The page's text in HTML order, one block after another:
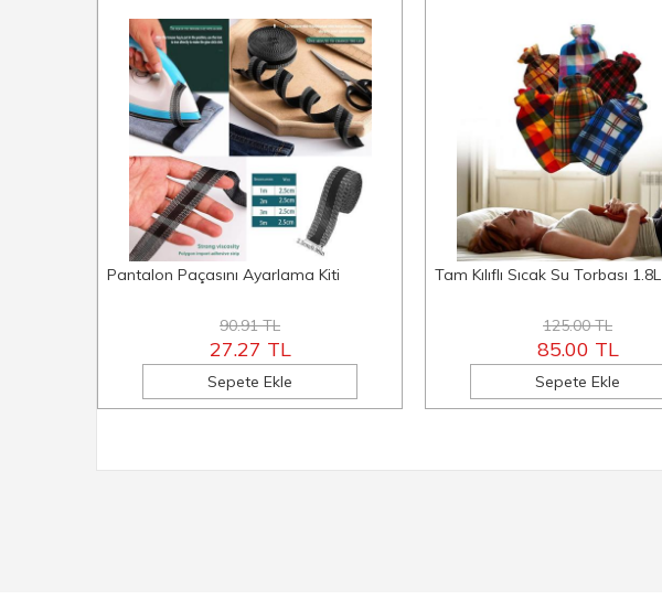
Pantalon Paçasını Ayarlama Kiti
90.91 TL
27.27 TL
Sepete Ekle
Tam Kılıflı Sıcak Su Torbası 1.8L
125.00 TL
85.00 TL
Sepete Ekle